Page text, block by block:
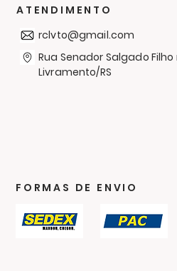
uma Campanha de
Agasalhos
ATENDIMENTO
rclvto@gmail.com
Rua Senador Salgado Filho
Livramento/RS
FORMAS DE ENVIO